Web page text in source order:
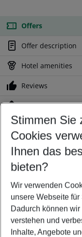
Offers
Offer description
Hotel amenities
Reviews
Location
Customize your offer
Find the perfect deal
Your departure
Any airport
Select your date
08/08/26–06/
Who will travel
2 adults No
Stimmen Sie
Cookies
Ihnen das
bieten?
Wir verwenden
unsere Webseite
Dadurch können
verstehen und
Inhalte, Angebote